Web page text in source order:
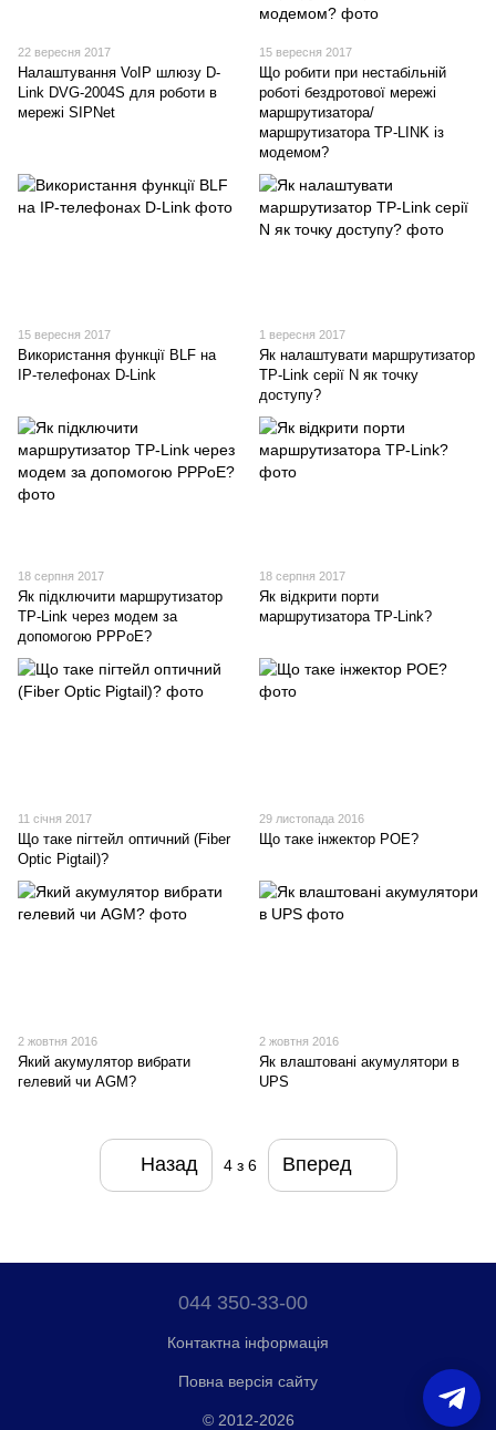
22 вересня 2017
Налаштування VoIP шлюзу D-
Link DVG-2004S для роботи в
мережі SIPNet
15 вересня 2017
Що робити при нестабільній
роботі бездротової мережі
маршрутизатора/
маршрутизатора TP-LINK із
модемом?
15 вересня 2017
Використання функції BLF на
IP-телефонах D-Link
1 вересня 2017
Як налаштувати маршрутизатор
TP-Link серії N як точку
доступу?
18 серпня 2017
Як підключити маршрутизатор
TP-Link через модем за
допомогою PPPoE?
18 серпня 2017
Як відкрити порти
маршрутизатора TP-Link?
11 січня 2017
Що таке пігтейл оптичний (Fiber
Optic Pigtail)?
29 листопада 2016
Що таке інжектор POE?
2 жовтня 2016
Який акумулятор вибрати
гелевий чи AGM?
2 жовтня 2016
Як влаштовані акумулятори в
UPS
Назад 4з 6 Вперед
044 350-33-00
Контактна інформація
Повна версія сайту
© 2012-2026